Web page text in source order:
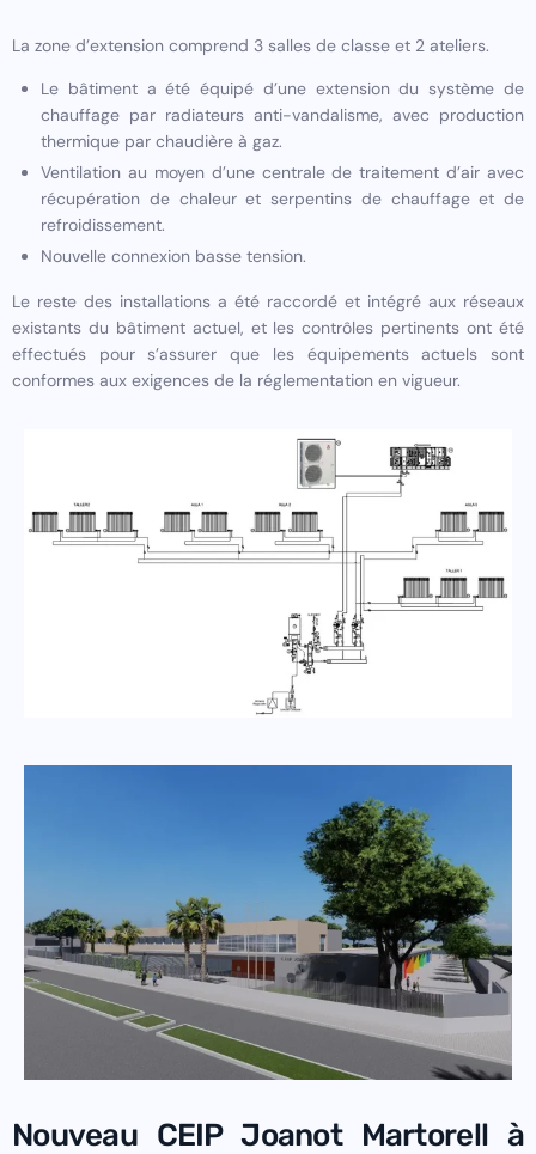
La zone d’extension comprend 3 salles de classe et 2 ateliers.
Le bâtiment a été équipé d’une extension du système de
chauffage par radiateurs anti-vandalisme, avec production
thermique par chaudière à gaz.
Ventilation au moyen d’une centrale de traitement d’air avec
récupération de chaleur et serpentins de chauffage et de
refroidissement.
Nouvelle connexion basse tension.
Le reste des installations a été raccordé et intégré aux réseaux
existants du bâtiment actuel, et les contrôles pertinents ont été
effectués pour s’assurer que les équipements actuels sont
conformes aux exigences de la réglementation en vigueur.
Nouveau CEIP Joanot Martorell à